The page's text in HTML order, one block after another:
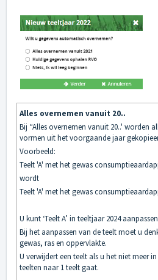
Alles overnemen vanuit 20..
Bij “Alles overnemen vanuit 20..' worden
vormen uit het voorgaande jaar
Voorbeeld:
Teelt 'A' met het gewas
wordt
Teelt 'A' met het gewas
U kunt ‘Teelt A’ in teeltjaar 2024
Bij het aanpassen van de teelt moet u
gewas, ras en oppervlakte.
U verwijdert een teelt als u het niet meer
teelten naar 1 teelt gaat.